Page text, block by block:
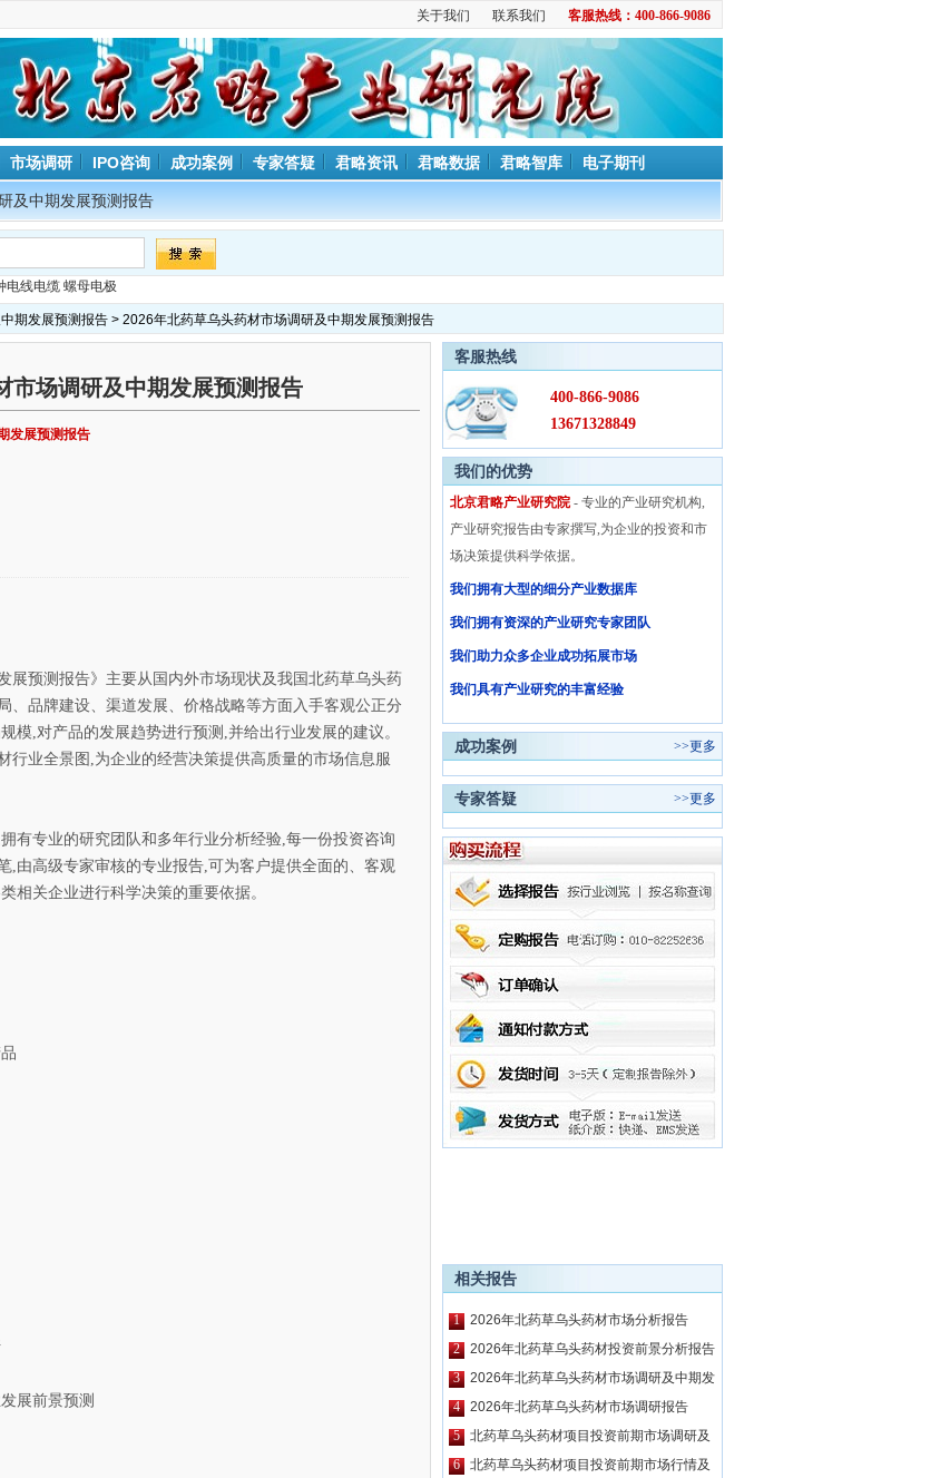
客服热线：400-866-9086
联系我们
关于我们
市场调研 IPO咨询 成功案例 专家答疑 君略资讯 君略数据 君略智库 电子期刊
及中期发展预测报告
电线电缆 螺母电极
期发展预测报告> 2026年北药草乌头药材市场调研及中期发展预测报告
市场调研及中期发展预测报告
发展预测报告
预测报告》主要从国内外市场现状及我国北药草乌头药
、品牌建设、渠道发展、价格战略等方面入手客观公正分
模,对产品的发展趋势进行预测,并给出行业发展的建议。
行业全景图,为企业的经营决策提供高质量的市场信息服
专业的研究团队和多年行业分析经验,每一份投资咨询
,由高级专家审核的专业报告,可为客户提供全面的、客观
相关企业进行科学决策的重要依据。
展前景预测
客服热线
400-866-9086
13671328849
我们的优势
北京君略产业研究院- 专业的产业研究机构,
产业研究报告由专家撰写,为企业的投资和市
场决策提供科学依据。
我们拥有大型的细分产业数据库
我们拥有资深的产业研究专家团队
我们助力众多企业成功拓展市场
我们具有产业研究的丰富经验
成功案例 >>更多
专家答疑 >>更多
相关报告
1
2026年北药草乌头药材市场分析报告
2
2026年北药草乌头药材投资前景分析报告
3
2026年北药草乌头药材市场调研及中期发
展预测报告
4
2026年北药草乌头药材市场调研报告
5
北药草乌头药材项目投资前期市场调研及
市场前景预测报告
6
北药草乌头药材项目投资前期市场行情及